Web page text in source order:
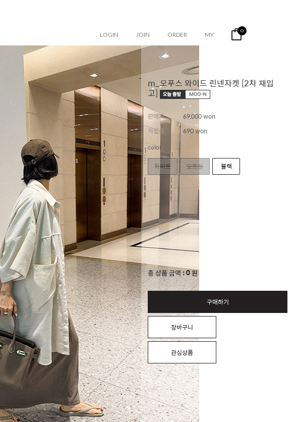
LOGIN JOIN ORDER MY 0
m_오푸스 와이드 린넨자켓 [2차 재입
고]
판매가
69,000 won
적립금
690 won
color
화이트 오트밀 블랙
총 상품 금액 0원
구매하기
장바구니
관심상품